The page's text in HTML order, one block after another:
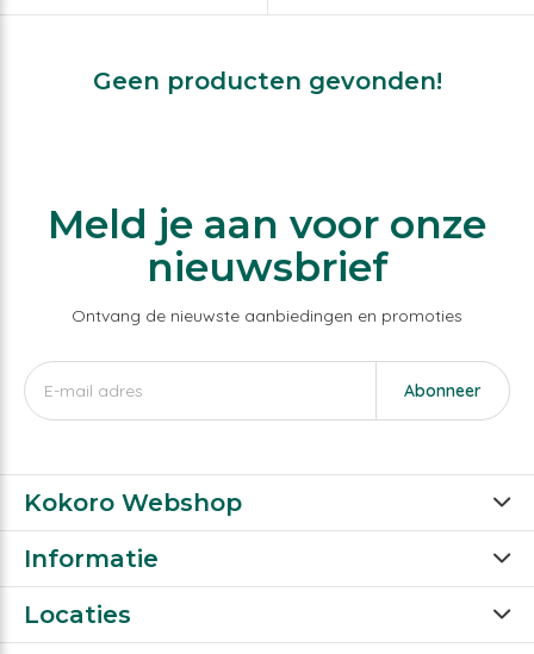
Geen producten gevonden!
Meld je aan voor onze
nieuwsbrief
Ontvang de nieuwste aanbiedingen en promoties
Abonneer
Kokoro Webshop
Informatie
Locaties